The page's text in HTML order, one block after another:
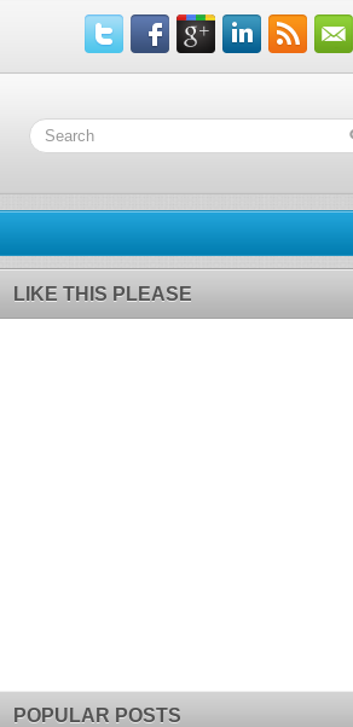
LIKE THIS PLEASE
POPULAR POSTS